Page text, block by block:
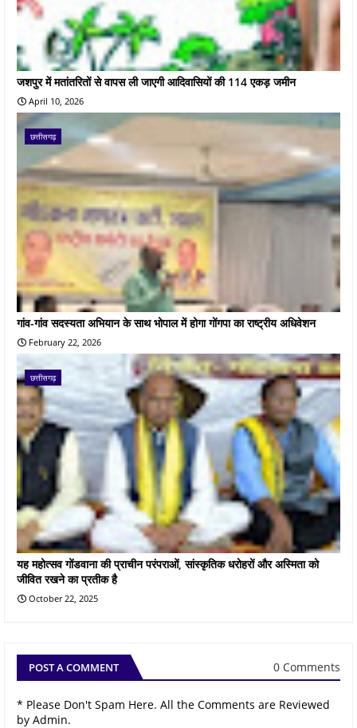
जशपुर में मतांतरितों से वापस ली जाएगी आदिवासियों की 114 एकड़ जमीन
April 10, 2026
छत्तीसगढ़
गांव-गांव सदस्यता अभियान के साथ भोपाल में होगा गोंगपा का राष्ट्रीय अधिवेशन
February 22, 2026
छत्तीसगढ़
यह महोत्सव गोंडवाना की प्राचीन परंपराओं, सांस्कृतिक धरोहरों और अस्मिता को
जीवित रखने का प्रतीक है
October 22, 2025
POST A COMMENT 0 Comments
* Please Don't Spam Here. All the Comments are Reviewed
by Admin.